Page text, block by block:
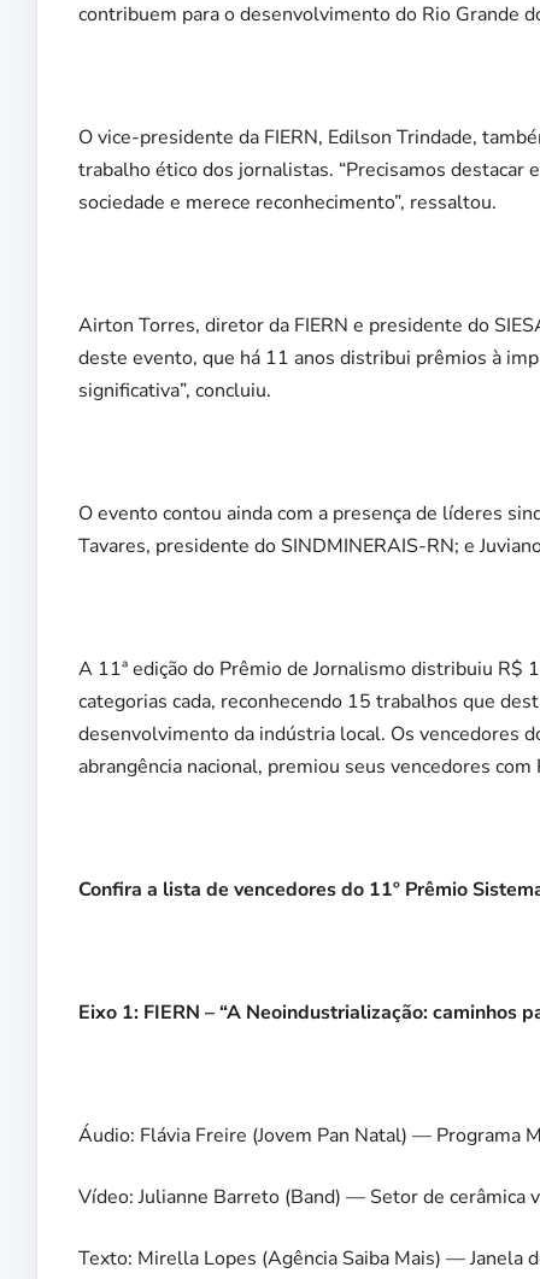
contribuem para o desenvolvimento do Rio Grande
O vice-presidente da FIERN, Edilson Trindade,
trabalho ético dos jornalistas. “Precisamos
sociedade e merece reconhecimento”, ressaltou.
Airton Torres, diretor da FIERN e presidente do
deste evento, que há 11 anos distribui prêmios à
significativa”, concluiu.
O evento contou ainda com a presença de líderes
Tavares, presidente do SINDMINERAIS-RN; e
A 11ª edição do Prêmio de Jornalismo distribuiu
categorias cada, reconhecendo 15 trabalhos que
desenvolvimento da indústria local. Os vencedores
abrangência nacional, premiou seus vencedores
Confira a lista de vencedores do 11º Prêmio
Eixo 1: FIERN – “A Neoindustrialização: caminhos
Áudio: Flávia Freire (Jovem Pan Natal) — Programa
Vídeo: Julianne Barreto (Band) — Setor de
Texto: Mirella Lopes (Agência Saiba Mais) — Janela